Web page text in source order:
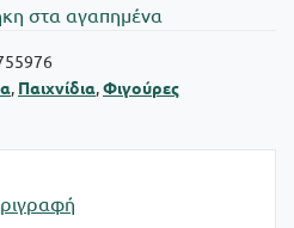
στα αγαπημένα
Παιχνίδια Φιγούρες